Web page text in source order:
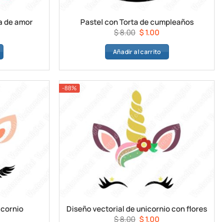
de amor
Pastel con Torta de cumpleaños
$8.00 El
precio
original
$ 8.00.
$1.00
precio
actual
$ 1.00.
Añadir al carrito
-88%
Diseño vectorial de unicornio con flores
$8.00 El
$1.00